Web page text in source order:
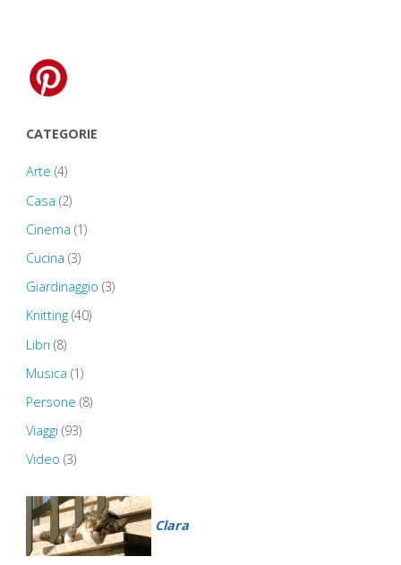
Wales"
CATEGORIE
Arte (4)
Casa (2)
Cinema (1)
Cucina (3)
Giardinaggio (3)
Knitting(40)
Libri (8)
Musica (1)
Persone (8)
Viaggi (93)
Video (3)
Clara